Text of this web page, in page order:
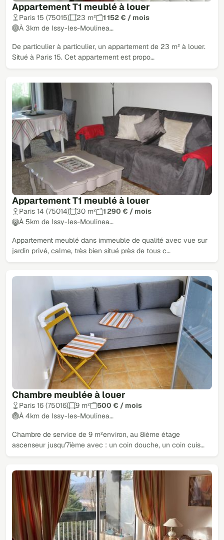
Appartement T1 meublé à louer
Paris 15 (75015) 23 m²
1 152 € / mois
À 3km de Issy-les-Moulinea…
De particulier à particulier, un appartement de 23 m² à louer.
Situé à Paris 15. Cet appartement est propo…
Appartement T1 meublé à louer
Paris 14 (75014) 30 m²
1 290 € / mois
À 5km de Issy-les-Moulinea…
Appartement meublé dans immeuble de qualité avec vue sur
jardin privé, calme, très bien situé près de tous c…
Chambre meublée à louer
Paris 16 (75016) 9 m²
500 € / mois
À 4km de Issy-les-Moulinea…
Chambre de service de 9 m²environ, au 8ième étage
ascenseur jusqu'7ième avec : un coin douche, un coin cuis…